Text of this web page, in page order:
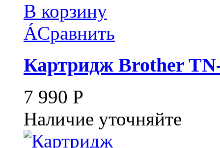
В корзину
ÁСравнить
Картридж Brother
7 990 Р
Наличие уточняйте